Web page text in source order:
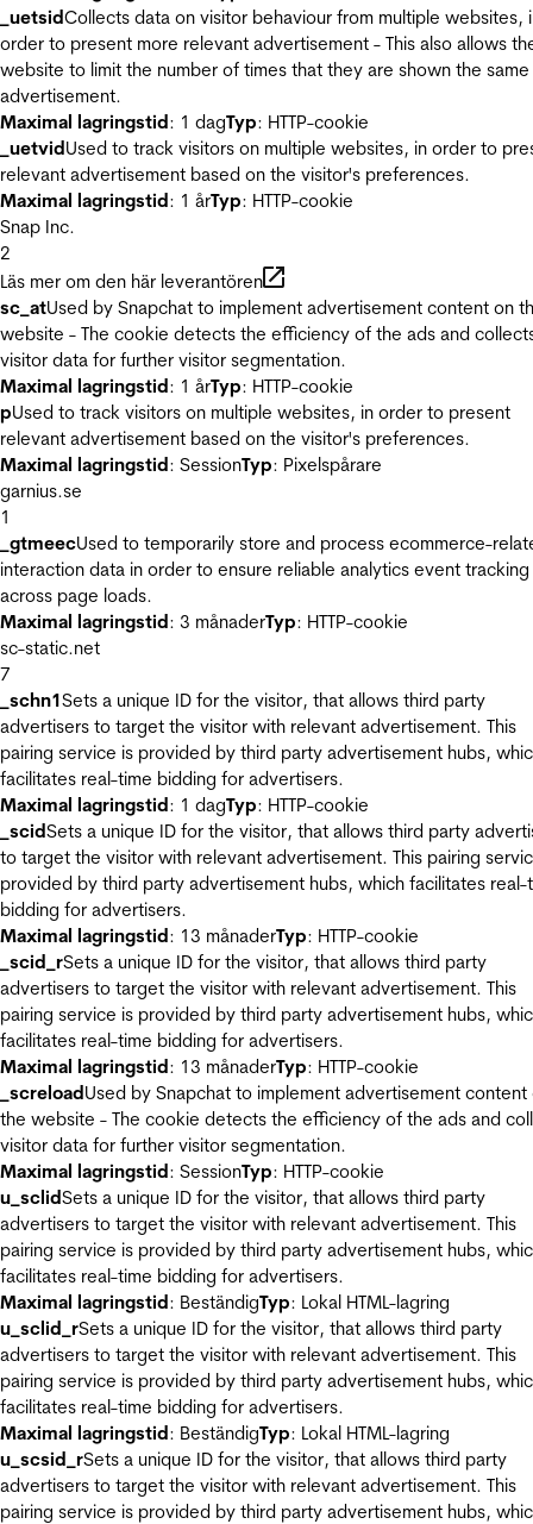
_uetsidCollects data on visitor behaviour from multiple websites,
order to present more relevant advertisement - This also allows
website to limit the number of times that they are shown the same
advertisement.
Maximal lagringstid: 1 dagTyp: HTTP-cookie
_uetvidUsed to track visitors on multiple websites, in order to
relevant advertisement based on the visitor's preferences.
Maximal lagringstid: 1 årTyp: HTTP-cookie
Snap Inc.
2
Läs mer om den här leverantören
sc_atUsed by Snapchat to implement advertisement content on
website - The cookie detects the efficiency of the ads and
visitor data for further visitor segmentation.
Maximal lagringstid: 1 årTyp: HTTP-cookie
pUsed to track visitors on multiple websites, in order to present
relevant advertisement based on the visitor's preferences.
Maximal lagringstid: SessionTyp: Pixelspårare
garnius.se
1
_gtmeecUsed to temporarily store and process ecommerce-
interaction data in order to ensure reliable analytics event tracking
across page loads.
Maximal lagringstid: 3 månaderTyp: HTTP-cookie
sc-static.net
7
_schn1Sets a unique ID for the visitor, that allows third party
advertisers to target the visitor with relevant advertisement. This
pairing service is provided by third party advertisement hubs,
facilitates real-time bidding for advertisers.
Maximal lagringstid: 1 dagTyp: HTTP-cookie
_scidSets a unique ID for the visitor, that allows third party
to target the visitor with relevant advertisement. This pairing
provided by third party advertisement hubs, which facilitates real-
bidding for advertisers.
Maximal lagringstid: 13 månaderTyp: HTTP-cookie
_scid_rSets a unique ID for the visitor, that allows third party
advertisers to target the visitor with relevant advertisement. This
pairing service is provided by third party advertisement hubs,
facilitates real-time bidding for advertisers.
Maximal lagringstid: 13 månaderTyp: HTTP-cookie
_screloadUsed by Snapchat to implement advertisement content
the website - The cookie detects the efficiency of the ads and
visitor data for further visitor segmentation.
Maximal lagringstid: SessionTyp: HTTP-cookie
u_sclidSets a unique ID for the visitor, that allows third party
advertisers to target the visitor with relevant advertisement. This
pairing service is provided by third party advertisement hubs,
facilitates real-time bidding for advertisers.
Maximal lagringstid: BeständigTyp: Lokal HTML-lagring
u_sclid_rSets a unique ID for the visitor, that allows third party
advertisers to target the visitor with relevant advertisement. This
pairing service is provided by third party advertisement hubs,
facilitates real-time bidding for advertisers.
Maximal lagringstid: BeständigTyp: Lokal HTML-lagring
u_scsid_rSets a unique ID for the visitor, that allows third party
advertisers to target the visitor with relevant advertisement. This
pairing service is provided by third party advertisement hubs,